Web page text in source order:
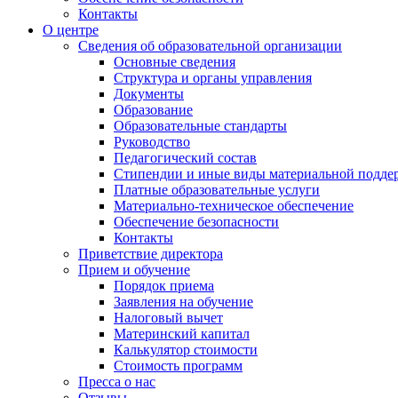
Контакты
О центре
Сведения об образовательной организации
Основные сведения
Структура и органы управления
Документы
Образование
Образовательные стандарты
Руководство
Педагогический состав
Стипендии и иные виды материальной
Платные образовательные услуги
Материально-техническое обеспечение
Обеспечение безопасности
Контакты
Приветствие директора
Прием и обучение
Порядок приема
Заявления на обучение
Налоговый вычет
Материнский капитал
Калькулятор стоимости
Стоимость программ
Пресса о нас